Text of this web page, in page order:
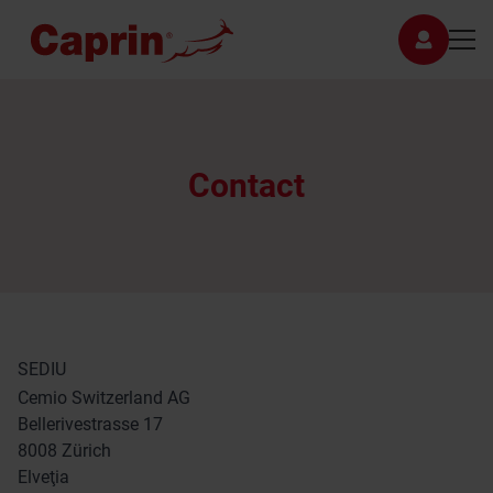
Contact
SEDIU
Cemio Switzerland AG
Bellerivestrasse 17
8008 Zürich
Elveţia